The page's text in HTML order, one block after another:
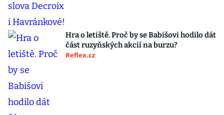
Hra o letiště. Proč by se Babišovi hodilo dát
část ruzyňských akcií na burzu?
Reflex.cz